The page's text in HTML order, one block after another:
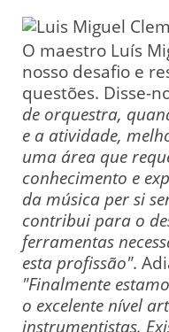
O maestro Luís
nosso desafio e
questões. Disse-
de orquestra,
e a atividade,
uma área que
conhecimento e
da música per si
contribui para o
ferramentas
esta profissão".
"Finalmente
o excelente nível
instrumentistas.